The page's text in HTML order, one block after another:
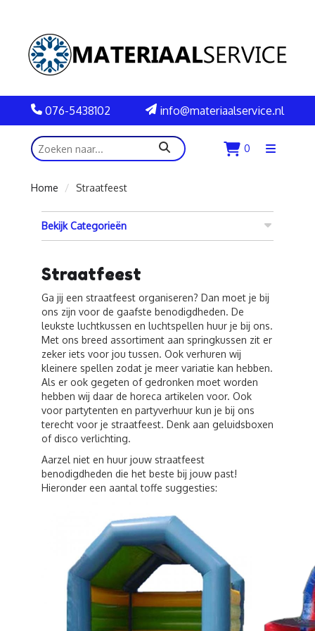
076-5438102 info@materiaalservice.nl
zoeken 0
Menu
Home
Straatfeest
Bekijk Categorieën
Straatfeest
Ga jij een straatfeest organiseren? Dan moet je bij
ons zijn voor de gaafste benodigdheden. De
leukste luchtkussen en luchtspellen huur je bij ons.
Met ons breed assortiment aan springkussen zit er
zeker iets voor jou tussen. Ook verhuren wij
kleinere spellen zodat je meer variatie kan hebben.
Als er ook gegeten of gedronken moet worden
hebben wij daar de horeca artikelen voor. Ook
voor partytenten en partyverhuur kun je bij ons
terecht voor je straatfeest. Denk aan geluidsboxen
of disco verlichting.
Aarzel niet en huur jouw straatfeest
benodigdheden die het beste bij jouw past!
Hieronder een aantal toffe suggesties: